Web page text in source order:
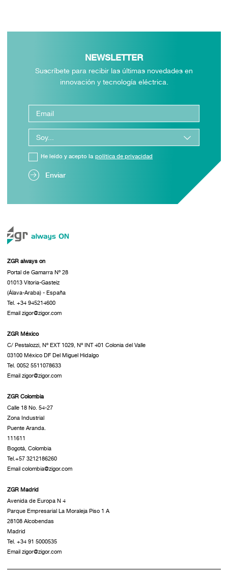
NEWSLETTER
Suscríbete para recibir las últimas novedades en
innovación y tecnología eléctrica.
Enviar
He leído y acepto la política de privacidad
ZGR always on
Portal de Gamarra Nº 28
01013 Vitoria-Gasteiz
(Álava-Araba) - España
Tel. +34 945214600
Email zigor@zigor.com
ZGR México
C/ Pestalozzi, Nº EXT 1029, Nº INT 401 Colonia del Valle
03100 México DF Del Miguel Hidalgo
Tel. 0052 5511078633
Email zigor@zigor.com
ZGR Colombia
Calle 18 No. 54-27
Zona Industrial
Puente Aranda.
111611
Bogotá, Colombia
Tel.+57 3212186260
Email colombia@zigor.com
ZGR Madrid
Avenida de Europa N 4
Parque Empresarial La Moraleja Piso 1 A
28108 Alcobendas
Madrid
Tel. +34 91 5000535
Email zigor@zigor.com